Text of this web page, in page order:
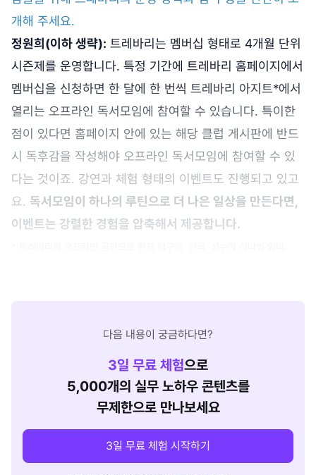
개해 주세요.
정원희(이하 생략): 트레바리는 멤버십 형태로 4개월 단위
시즌제를 운영합니다. 특정 기간에 트레바리 홈페이지에서
멤버십을 신청하면 한 달에 한 번씩 트레바리 아지트*에서
열리는 오프라인 독서모임에 참여할 수 있습니다. 특이한
점이 있다면 홈페이지 안에 있는 해당 클럽 게시판에 반드
시 독후감을 작성해야 오프라인 독서모임에 참여할 수 있
다는 것이죠. 강연과 체험 형태의 이벤트도 진행되고 있고
요. 독서모임이 하나의 루틴으로 더 나은 일상을 만든다면,
이벤트는 강렬한 경험을 압축해서 제공합니다.
다음 내용이 궁금하다면?
3일 무료 체험으로
5,000개의 실무 노하우 콘텐츠를
무제한으로 만나보세요
3일 무료 체험 시작하기